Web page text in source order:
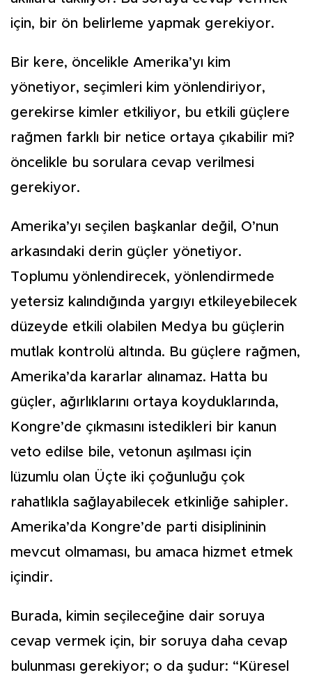
için, bir ön belirleme yapmak gerekiyor.
Bir kere, öncelikle Amerika’yı kim
yönetiyor, seçimleri kim yönlendiriyor,
gerekirse kimler etkiliyor, bu etkili güçlere
rağmen farklı bir netice ortaya çıkabilir mi?
öncelikle bu sorulara cevap verilmesi
gerekiyor.
Amerika’yı seçilen başkanlar değil, O’nun
arkasındaki derin güçler yönetiyor.
Toplumu yönlendirecek, yönlendirmede
yetersiz kalındığında yargıyı etkileyebilecek
düzeyde etkili olabilen Medya bu güçlerin
mutlak kontrolü altında. Bu güçlere rağmen,
Amerika’da kararlar alınamaz. Hatta bu
güçler, ağırlıklarını ortaya koyduklarında,
Kongre’de çıkmasını istedikleri bir kanun
veto edilse bile, vetonun aşılması için
lüzumlu olan Üçte iki çoğunluğu çok
rahatlıkla sağlayabilecek etkinliğe sahipler.
Amerika’da Kongre’de parti disiplininin
mevcut olmaması, bu amaca hizmet etmek
içindir.
Burada, kimin seçileceğine dair soruya
cevap vermek için, bir soruya daha cevap
bulunması gerekiyor; o da şudur: “Küresel